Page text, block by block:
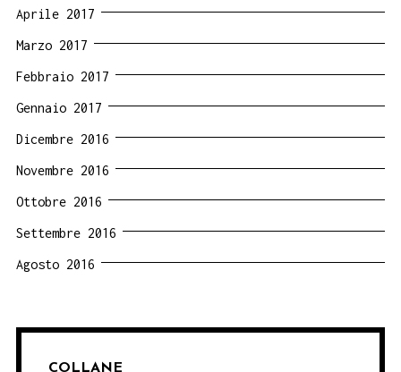
Aprile 2017
Marzo 2017
Febbraio 2017
Gennaio 2017
Dicembre 2016
Novembre 2016
Ottobre 2016
Settembre 2016
Agosto 2016
COLLANE